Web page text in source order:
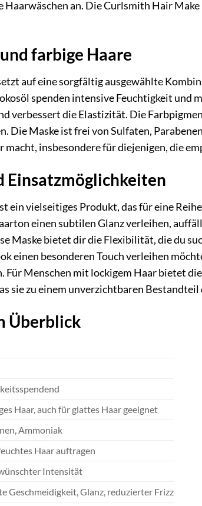
an. Die Curlsmith Hair
farbige Haare
auf eine sorgfältig ausgewählte
spenden intensive Feuchtigkeit und
die Elastizität. Die
Die Maske ist frei von Sulfaten,
insbesondere für diejenigen, die
Einsatzmöglichkeiten
ein vielseitiges Produkt, das für eine
einen subtilen Glanz verleihen,
Maske bietet dir die Flexibilität, die du
einen besonderen Touch verleihen
Für Menschen mit lockigem Haar bietet
sie zu einem unverzichtbaren Bestandteil
Überblick
Haar, auch für glattes Haar geeignet
Ammoniak
Haar auftragen
Intensität
Geschmeidigkeit, Glanz, reduzierter Frizz